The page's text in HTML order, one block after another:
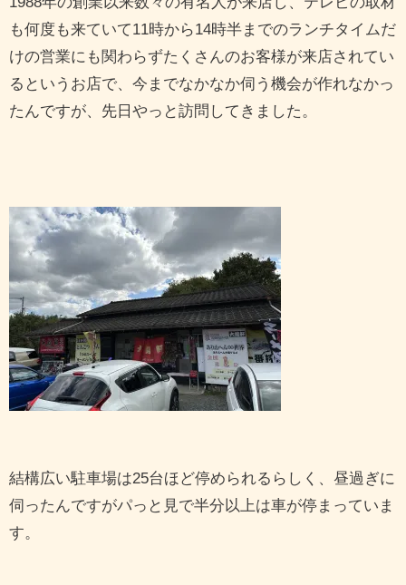
も何度も来ていて11時から14時半までのランチタイムだ
けの営業にも関わらずたくさんのお客様が来店されてい
るというお店で、今までなかなか伺う機会が作れなかっ
たんですが、先日やっと訪問してきました。
結構広い駐車場は25台ほど停められるらしく、昼過ぎに
伺ったんですがパっと見で半分以上は車が停まっていま
す。